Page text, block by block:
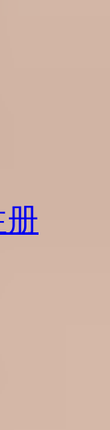
册